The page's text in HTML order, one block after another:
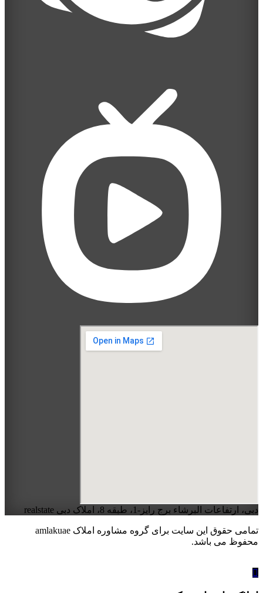
دبی، ارتفاعات البرشاء برج رایز-1، طبقه 8، املاک دبی realstate
تمامی حقوق این سایت برای گروه مشاوره املاک amlakuae
محفوظ می باشد.